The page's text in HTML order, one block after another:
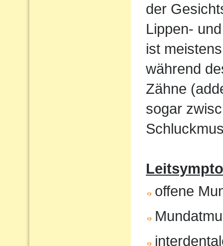
der
Lippen-
ist
während
Zähne
sogar
offene